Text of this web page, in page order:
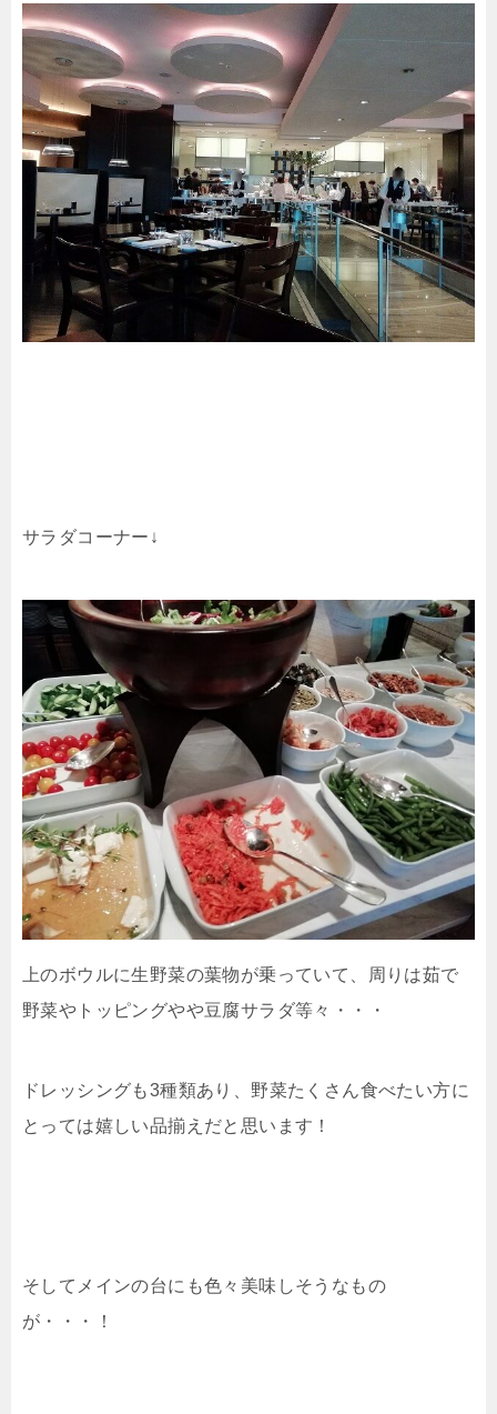
サラダコーナー↓
上のボウルに生野菜の葉物が乗っていて、周りは茹で
野菜やトッピングやや豆腐サラダ等々・・・
ドレッシングも3種類あり、野菜たくさん食べたい方に
とっては嬉しい品揃えだと思います！
そしてメインの台にも色々美味しそうなもの
が・・・！